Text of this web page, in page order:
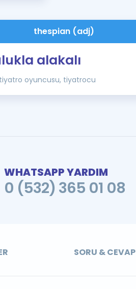
Gramer
thespian (adj)
alakalı
oyuncusu, tiyatrocu
WHATSAPP YARDIM
0 (532) 365 01 08
SORU & CEVAP